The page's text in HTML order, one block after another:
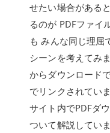
せたい場合がある
るのが PDFファイ
も みんな同じ理屈
シーンを考えてみ
からダウンロード
でリンクされてい
サイト内でPDFダ
ついて解説してい